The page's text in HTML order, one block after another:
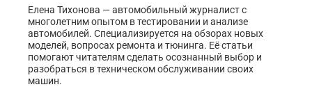
Елена Тихонова — автомобильный журналист с
многолетним опытом в тестировании и анализе
автомобилей. Специализируется на обзорах новых
моделей, вопросах ремонта и тюнинга. Её статьи
помогают читателям сделать осознанный выбор и
разобраться в техническом обслуживании своих
машин.